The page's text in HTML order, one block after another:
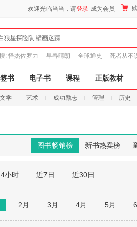
欢迎光临当当，请登录 成为会员
狼星探险队 壁画迷踪
: 怪杰佐罗力 早春晴朗 全球通史 死者从不
书 电子书 课程 正版教材
学 艺术 成功励志 管理 历史
图书畅销榜 新书热卖榜
小时 近7日 近30日
2月 3月 4月 5月